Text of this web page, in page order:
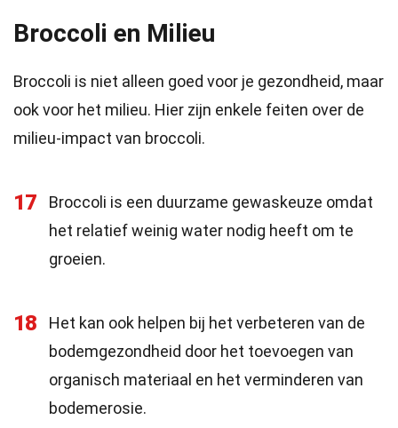
Broccoli en Milieu
Broccoli is niet alleen goed voor je gezondheid, maar
ook voor het milieu. Hier zijn enkele feiten over de
milieu-impact van broccoli.
17
Broccoli is een duurzame gewaskeuze omdat
het relatief weinig water nodig heeft om te
groeien.
18
Het kan ook helpen bij het verbeteren van de
bodemgezondheid door het toevoegen van
organisch materiaal en het verminderen van
bodemerosie.